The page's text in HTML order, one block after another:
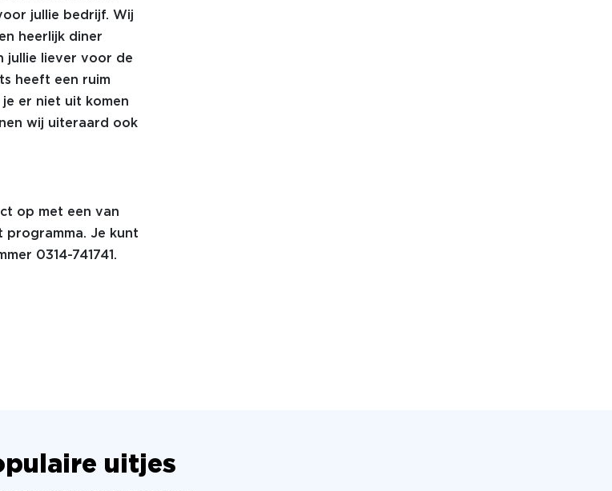
jullie bedrijf. Wij
heerlijk diner
jullie liever voor de
heeft een ruim
er niet uit komen
wij uiteraard ook
op met een van
programma. Je kunt
0314-741741.
uitjes